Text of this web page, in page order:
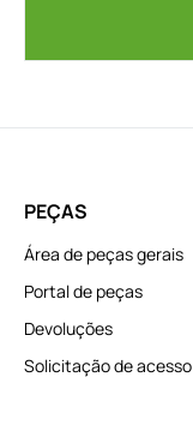
PEÇAS
Área de peças gerais
Portal de peças
Devoluções
Solicitação de acesso